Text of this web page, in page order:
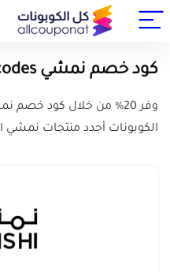
كود خصم نمشي Namshi promo codes
الكوبونات أجدد منتجات